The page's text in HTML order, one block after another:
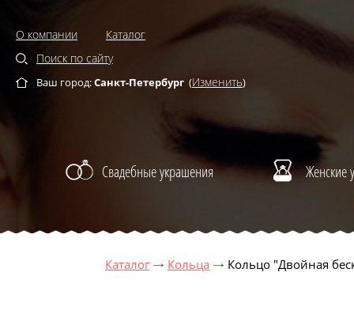
О компании
Каталог
Поиск по сайту
Ваш город:Санкт-Петербург (Изменить)
Свадебные украшения Женские
Каталог Кольца Кольцо "Двойная